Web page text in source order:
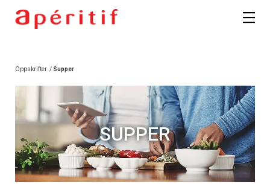
Oppskrifter / Supper
SUPPER